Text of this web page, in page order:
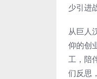
少引进
从巨人
仰的创
工，陪
们反思